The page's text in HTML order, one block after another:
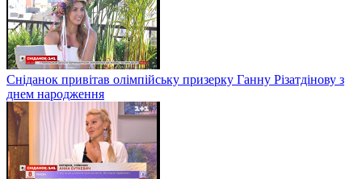
Сніданок привітав олімпійську призерку Ганну Різатдінову з
днем народження